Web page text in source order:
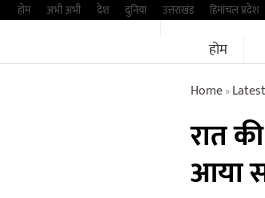
Skipहोम अभी अभी देश दुनिया उत्तराखंड हिमांचल प्रदेश
होम
Home»Latest
रात
आया